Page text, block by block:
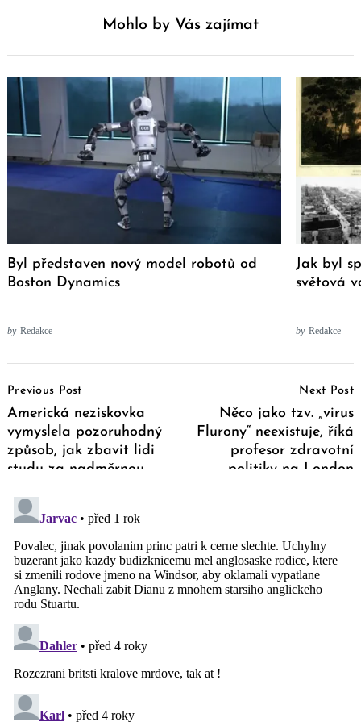
Mohlo by Vás zajímat
Byl představen nový model robotů od
Boston Dynamics
by Redakce
Jak byl
světová
by Redakce
Navigation
Previous Post
Americká neziskovka
vymyslela pozoruhodný
způsob, jak zbavit lidi
studu za nadměrnou
váhu
Next Post
Něco jako tzv. „virus
Flurony“ neexistuje, říká
profesor zdravotní
politiky na London
School Of Economics